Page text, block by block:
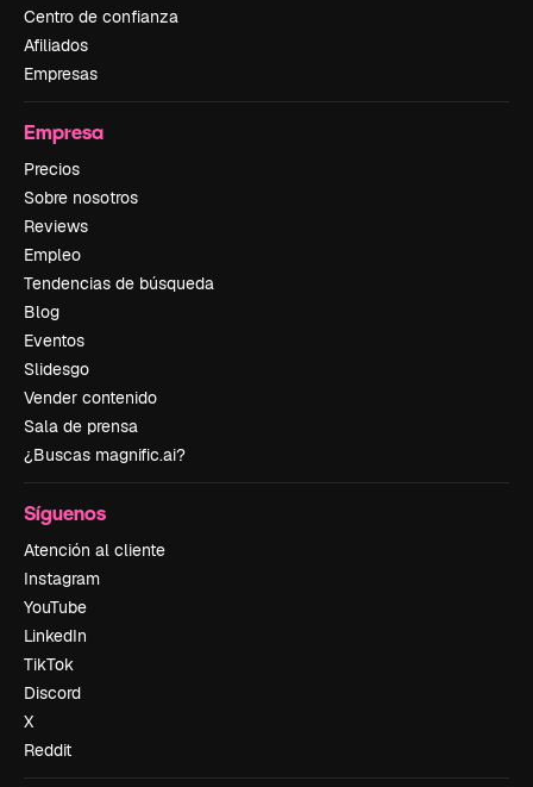
Centro de confianza
Afiliados
Empresas
Empresa
Precios
Sobre nosotros
Reviews
Empleo
Tendencias de búsqueda
Blog
Eventos
Slidesgo
Vender contenido
Sala de prensa
¿Buscas magnific.ai?
Síguenos
Atención al cliente
Instagram
YouTube
LinkedIn
TikTok
Discord
X
Reddit